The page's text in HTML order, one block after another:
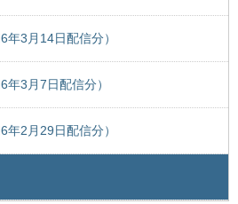
年3月14日配信分）
年3月7日配信分）
年2月29日配信分）